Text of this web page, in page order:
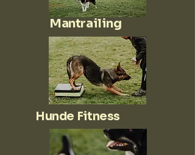
Mantrailing
Hunde Fitness